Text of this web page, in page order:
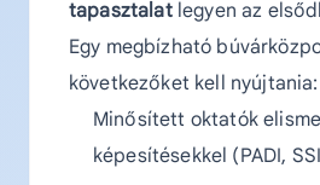
tapasztalatlegyen az
Egy megbízható
következőket kell nyújtania:
Minősített oktatók
képesítésekkel (PADI,